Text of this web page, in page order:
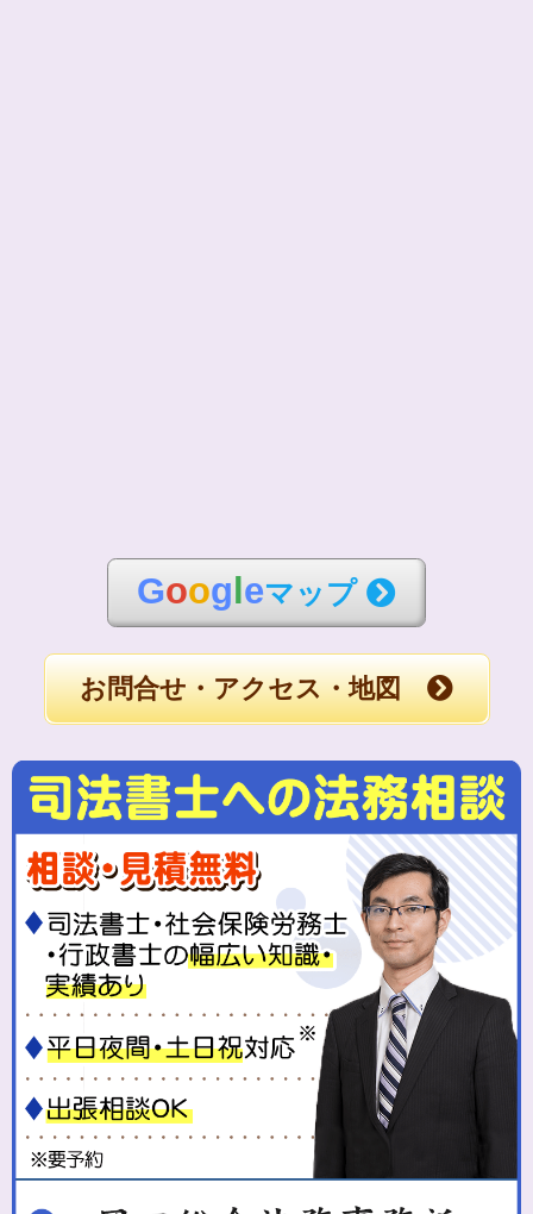
Goog eマップ
お問合せ・アクセス・地図